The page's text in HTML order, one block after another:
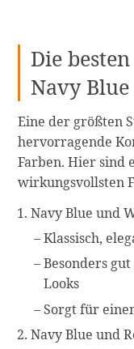
Die
Navy Blue
Eine der größten
hervorragende
Farben. Hier sind
wirkungsvollsten
Navy Blue und
Klassisch,
Besonders
Looks
Sorgt für
Navy Blue und